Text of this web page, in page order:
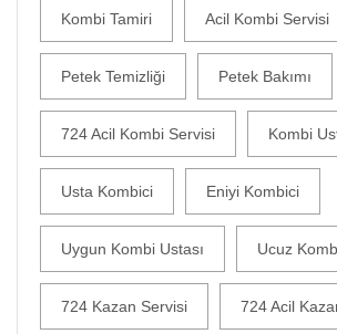
Kombi Tamiri Acil Kombi Servisi
Petek Temizliği Petek Bakımı
724 Acil Kombi Servisi Kombi
Usta Kombici Eniyi Kombici
Uygun Kombi Ustası Ucuz
724 Kazan Servisi 724 Acil